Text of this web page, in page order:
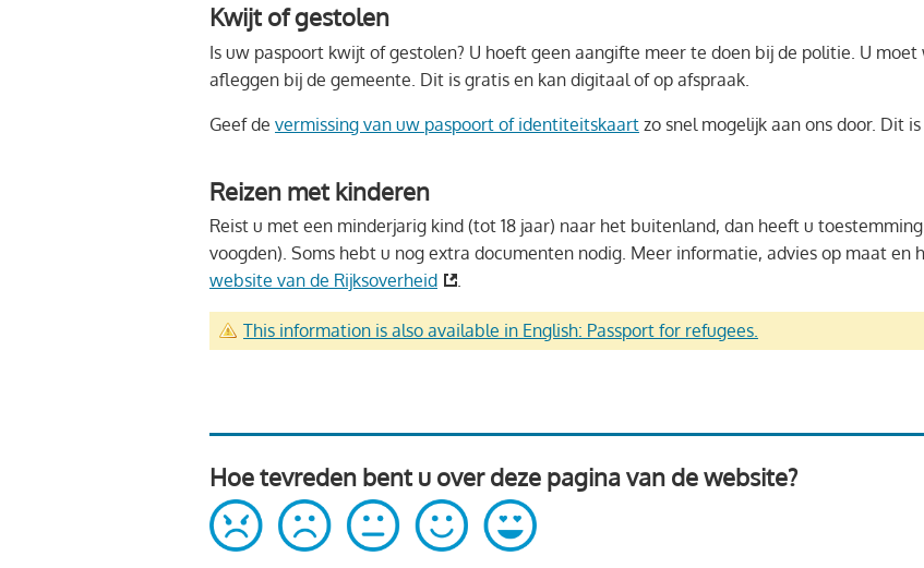
Kwijt of gestolen
Is uw paspoort kwijt of gestolen? U hoeft geen aangifte meer te doen bij de politie. U
afleggen bij de gemeente. Dit is gratis en kan digitaal of op afspraak.
Geef de vermissing van uw paspoort of identiteitskaart zo snel mogelijk aan ons door. Dit
Reizen met kinderen
Reist u met een minderjarig kind (tot 18 jaar) naar het buitenland, dan heeft u
voogden). Soms hebt u nog extra documenten nodig. Meer informatie, advies op maat
website van de Rijksoverheid
.
This information is also available in English: Passport for refugees.
Hoe tevreden bent u over deze pagina van de website?